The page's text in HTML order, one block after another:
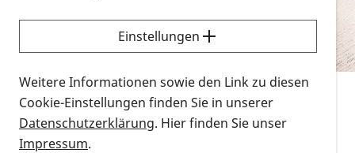
Sie möchten wissen, wie Sie nach Infonmaterial
suchen und dieses bestellen bzw. herunterladen
können? Schauen Sie sich dieErklärvideos zum
Thema Infomaterial auf der PRO RETINA-Website
für blinde und sehbehinderte Menschen an.
Auf dieser Seite finden Sie sämtliches Infomaterial
Einstellungen
Weitere Informationen sowie den Link zu diesen
Cookie-Einstellungen finden Sie in unserer
Datenschutzerklärung. Hier finden Sie unser
Impressum.